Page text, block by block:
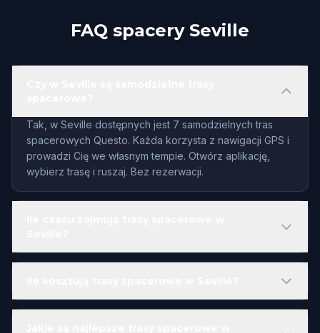
FAQ spacery Seville
Tak, w Seville dostępnych jest 7 samodzielnych tras
spacerowych Questo. Każda korzysta z nawigacji GPS i
prowadzi Cię we własnym tempie. Otwórz aplikację,
wybierz trasę i ruszaj. Bez rezerwacji.